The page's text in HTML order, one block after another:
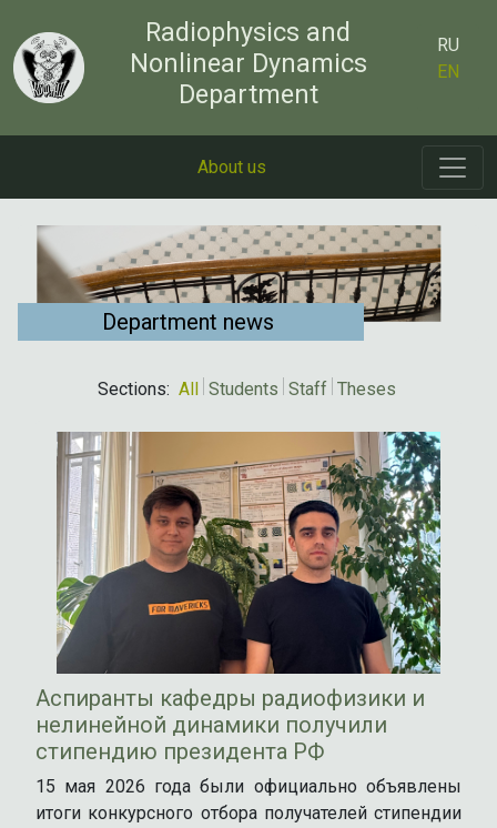
Radiophysics and
Nonlinear Dynamics
Department
RU
EN
About us
Department news
Sections: All Students Staff Theses
Аспиранты кафедры радиофизики и
нелинейной динамики получили
стипендию президента РФ
15 мая 2026 года были официально объявлены
итоги конкурсного отбора получателей стипендии